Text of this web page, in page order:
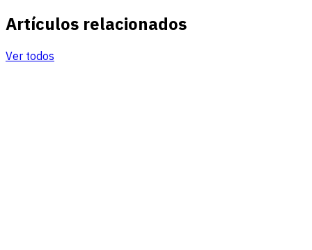
Artículos relacionados
Ver todos